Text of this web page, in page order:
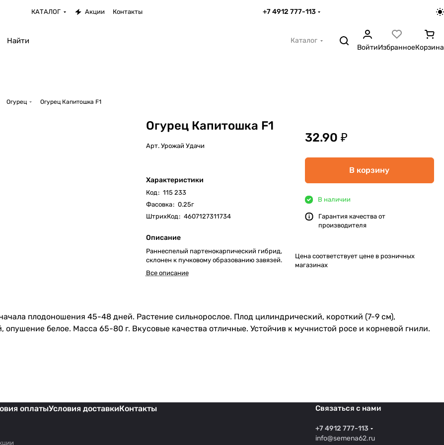
КАТАЛОГ Акции Контакты +7 4912 777-113
Каталог
ВойтиИзбранноеКорзина
Огурец Огурец Капитошка F1
Огурец Капитошка F1
Арт. Урожай Удачи
Характеристики
Код: 115 233
Фасовка: 0.25г
ШтрихКод: 4607127311734
Описание
Раннеспелый партенокарпический гибрид,
склонен к пучковому образованию завязей.
Все описание
32.90 ₽
В корзину
В наличии
Гарантия качества от
производителя
Цена соответствует цене в розничных
магазинах
плодоношения 45-48 дней. Растение сильнорослое. Плод цилиндрический, короткий (7-9 см),
опушение белое. Масса 65-80 г. Вкусовые качества отличные. Устойчив к мучнистой росе и корневой гнили.
оплатыУсловия доставкиКонтакты Связаться с нами
+7 4912 777-113
info@semena62.ru